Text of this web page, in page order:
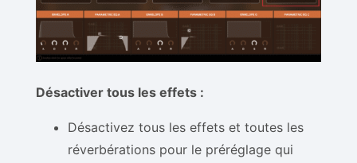
Désactiver tous les effets :
Désactivez tous les effets et toutes les
réverbérations pour le préréglage qui